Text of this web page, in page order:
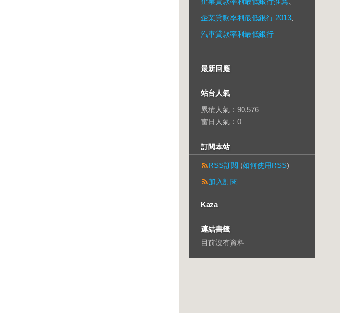
企業貸款率利最低銀行 2013
汽車貸款率利最低銀行
最新回應
站台人氣
累積人氣： 90,576
當日人氣： 0
訂閱本站
RSS訂閱 (如何使用RSS)
加入訂閱
Kaza
連結書籤
目前沒有資料